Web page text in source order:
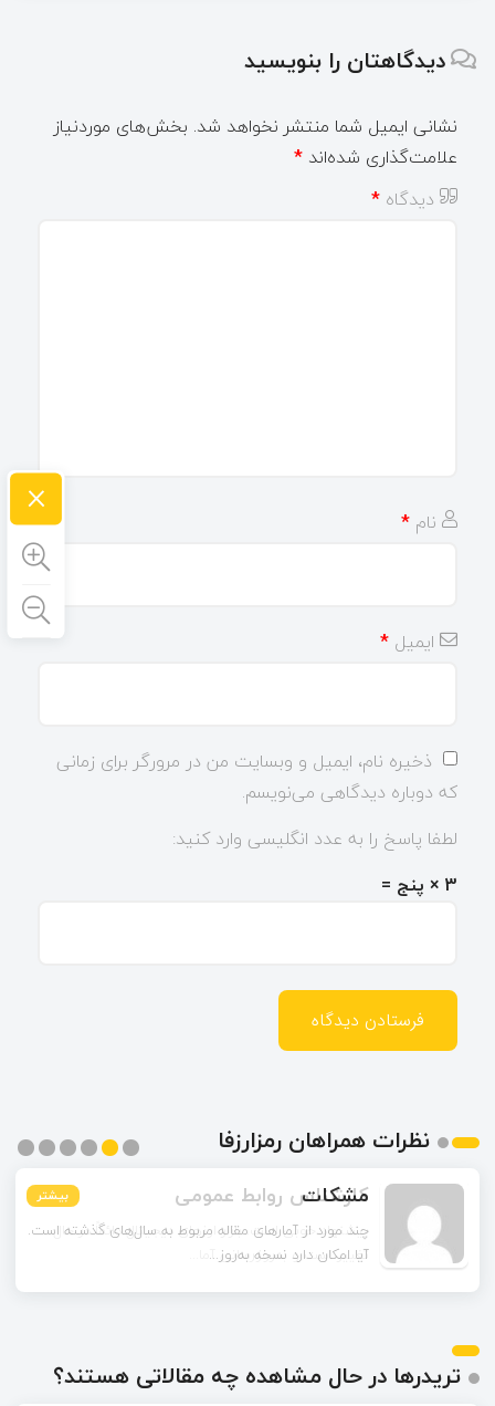
دیدگاهتان را بنویسید
نشانی ایمیل شما منتشر نخواهد شد. بخش‌های موردنیاز
علامت‌گذاری شده‌اند *
دیدگاه *
نام *
ایمیل *
ذخیره نام، ایمیل و وبسایت من در مرورگر برای زمانی
که دوباره دیدگاهی می‌نویسم.
لطفا پاسخ را به عدد انگلیسی وارد کنید:
3 × پنج =
نظرات همراهان رمزارزفا
بیشتر مشکات بیشتر
چند مورد از آمارهای مقاله مربوط به سال‌های گذشته است.
آیا امکان دارد نسخه به‌روز...
بیشتر
بیشتر
بیشتر
بیشتر
تریدرها در حال مشاهده چه مقالاتی هستند؟
×